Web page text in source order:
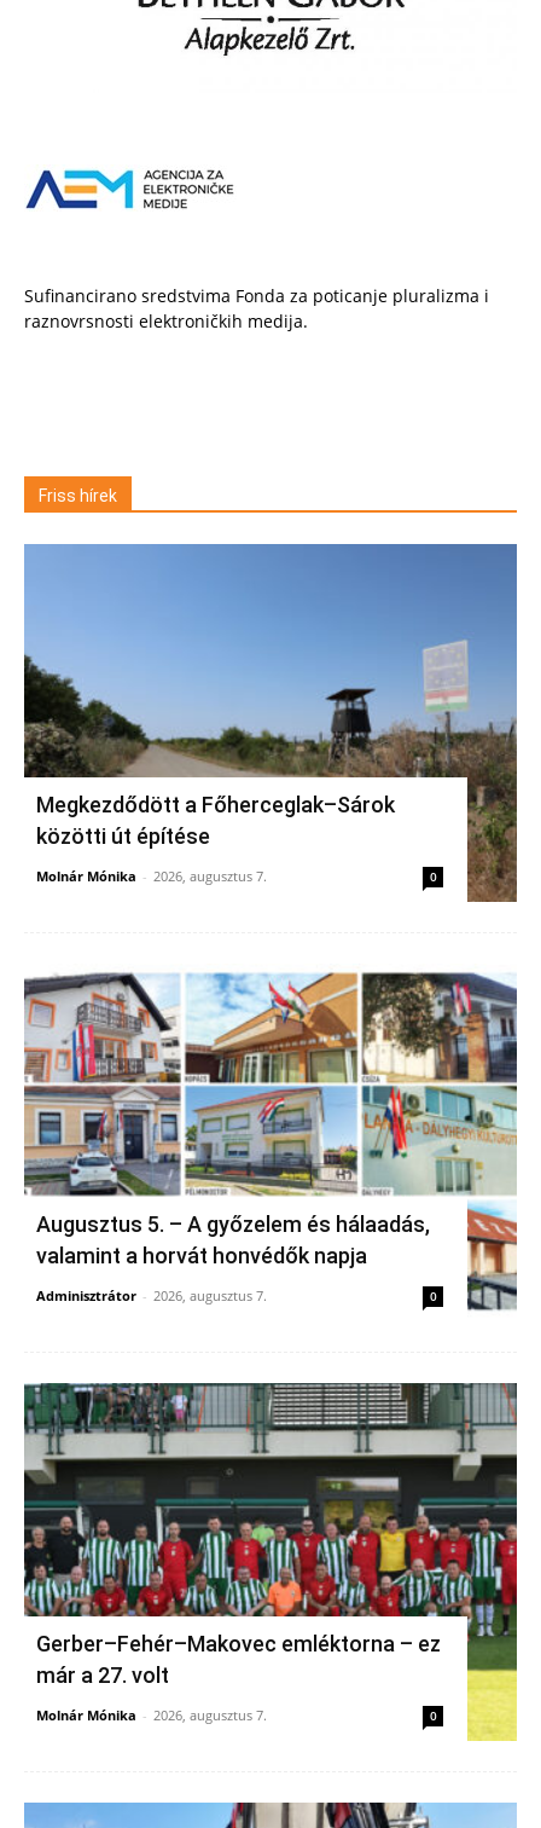
Sufinancirano sredstvima Fonda za poticanje pluralizma i
raznovrsnosti elektroničkih medija.
Friss hírek
Megkezdődött a Főherceglak–Sárok
közötti út építése
Molnár Mónika - 2026, augusztus 7. 0
Augusztus 5. – A győzelem és hálaadás,
valamint a horvát honvédők napja
Adminisztrátor - 2026, augusztus 7. 0
Gerber–Fehér–Makovec emléktorna – ez
már a 27. volt
Molnár Mónika - 2026, augusztus 7. 0